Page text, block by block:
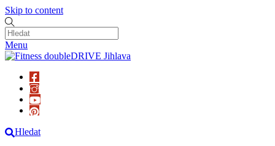
Skip to content
Menu
Hledat